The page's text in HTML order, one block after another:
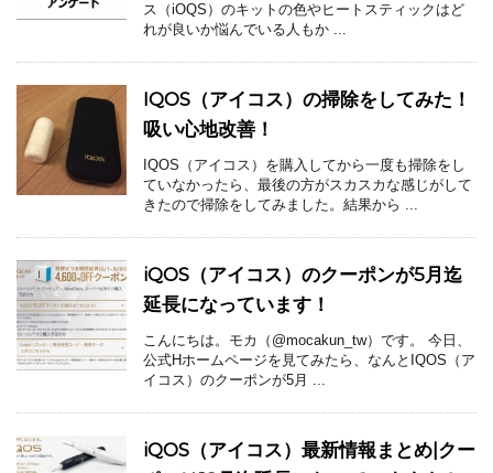
ス（iOQS）のキットの色やヒートスティックはど
れが良いか悩んでいる人もか ...
IQOS（アイコス）の掃除をしてみた！
吸い心地改善！
IQOS（アイコス）を購入してから一度も掃除をし
ていなかったら、最後の方がスカスカな感じがして
きたので掃除をしてみました。結果から ...
iQOS（アイコス）のクーポンが5月迄
延長になっています！
こんにちは。モカ（@mocakun_tw）です。 今日、
公式Hホームページを見てみたら、なんとIQOS（ア
イコス）のクーポンが5月 ...
iQOS（アイコス）最新情報まとめ|クー